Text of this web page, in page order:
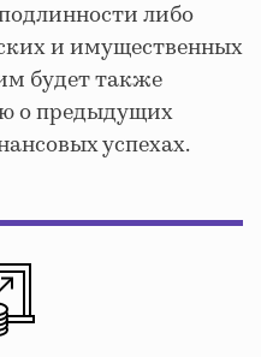
либо
и имущественных
будет также
о предыдущих
успехах.